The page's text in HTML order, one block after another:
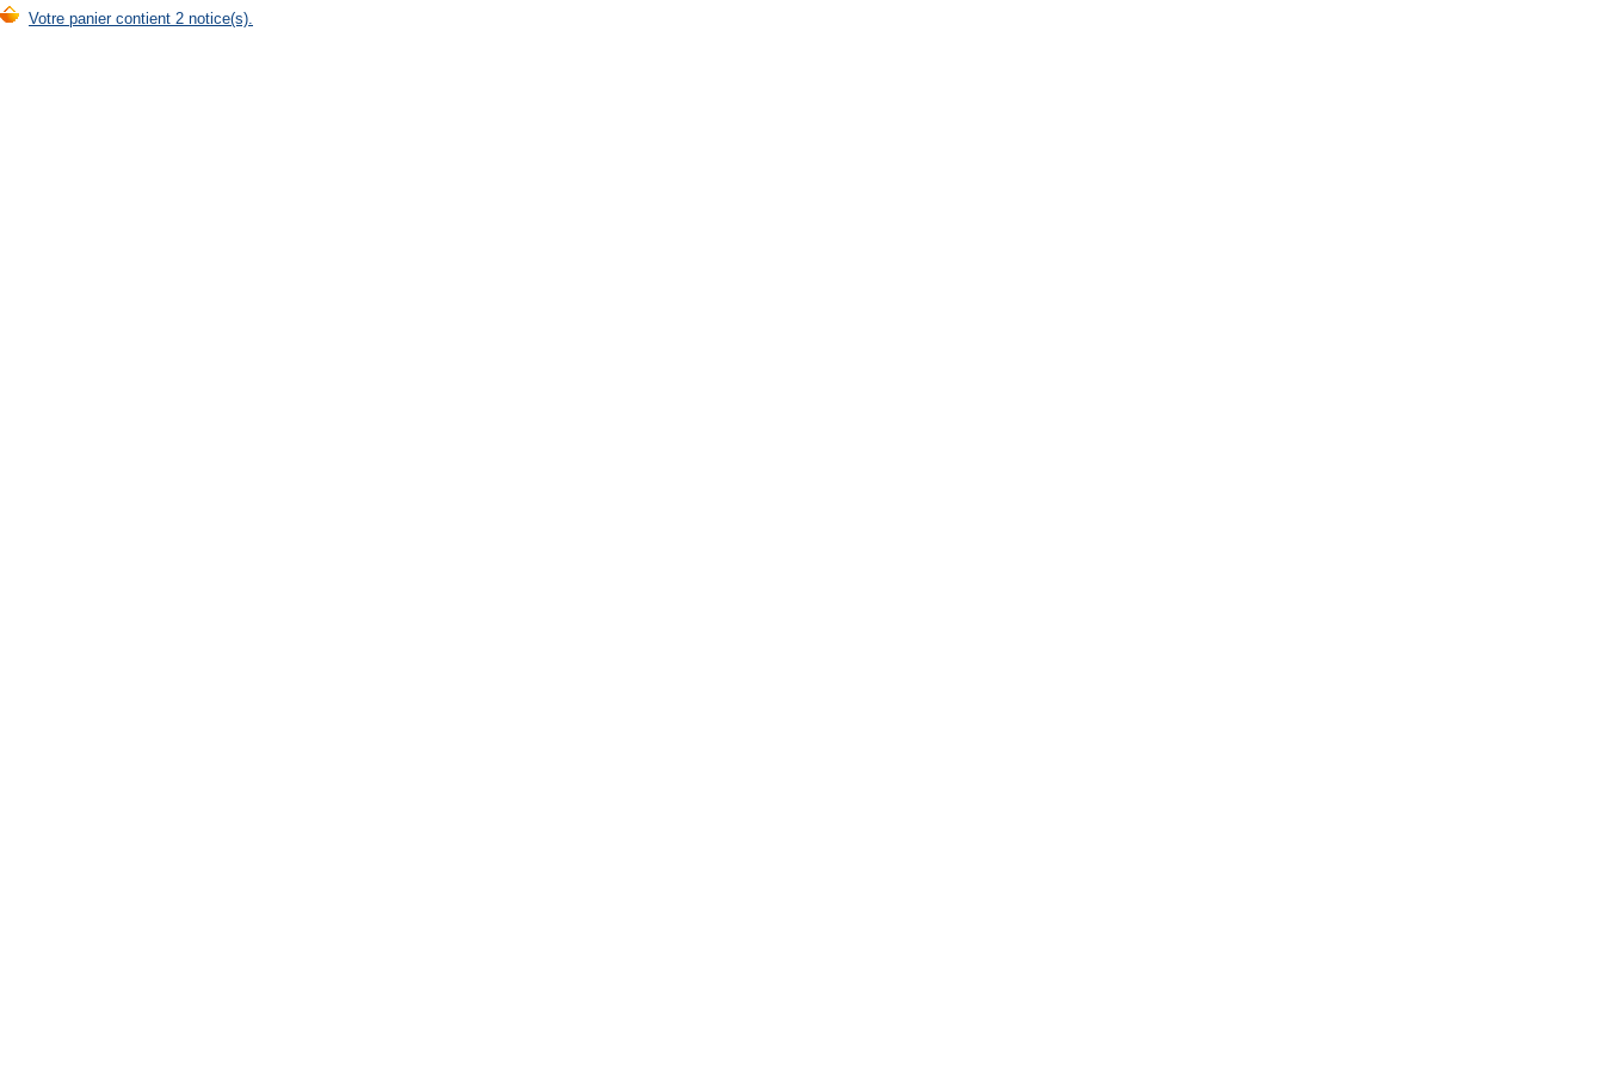
Votre panier contient 2 notice(s).